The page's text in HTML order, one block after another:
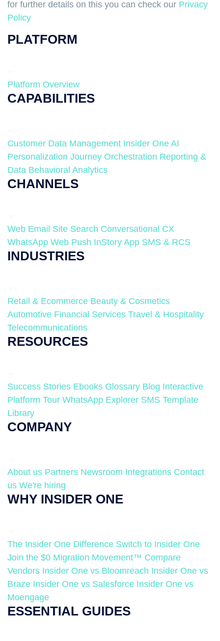
for further details on this you can check our Privacy
Policy
PLATFORM
Platform Overview
CAPABILITIES
Customer Data Management Insider One AI
Personalization Journey Orchestration Reporting &
Data Behavioral Analytics
CHANNELS
Web Email Site Search Conversational CX
WhatsApp Web Push InStoryApp SMS & RCS
INDUSTRIES
Retail & Ecommerce Beauty & Cosmetics
Automotive Financial Services Travel & Hospitality
Telecommunications
RESOURCES
Success Stories Ebooks Glossary Blog Interactive
Platform Tour WhatsApp Explorer SMS Template
Library
COMPANY
About us Partners Newsroom Integrations Contact
us We're hiring
WHY INSIDER ONE
The Insider One Difference Switch to Insider One
Join the $0 Migration Movement™ Compare
Vendors Insider One vs Bloomreach Insider One vs
Braze Insider One vs Salesforce Insider One vs
Moengage
ESSENTIAL GUIDES